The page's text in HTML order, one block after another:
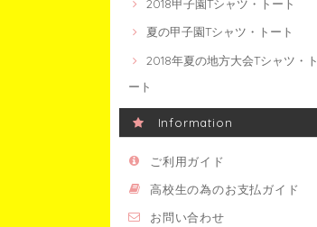
2018甲子園Tシャツ・トート
夏の甲子園Tシャツ・トート
2018年夏の地方大会Tシャツ・ト
ート
Information
ご利用ガイド
高校生の為のお支払ガイド
お問い合わせ